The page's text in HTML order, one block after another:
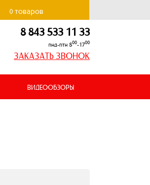
0товаров
8 843 533 11 33
пнд-птн 800-1700
ЗАКАЗАТЬ ЗВОНОК
ВИДЕООБЗОРЫ